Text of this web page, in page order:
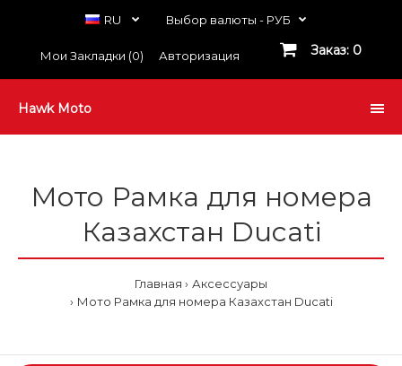
RU Выбор валюты - РУБ
Мои Закладки (0) Авторизация Заказ: 0
Hawk Moto
Мото Рамка для номера
Казахстан Ducati
Главная
Аксессуары
Мото Рамка для номера Казахстан Ducati